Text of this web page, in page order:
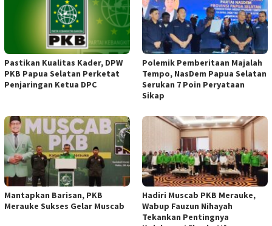
Pastikan Kualitas Kader, DPW
PKB Papua Selatan Perketat
Penjaringan Ketua DPC
Polemik Pemberitaan Majalah
Tempo, NasDem Papua Selatan
Serukan 7 Poin Peryataan
Sikap
Mantapkan Barisan, PKB
Merauke Sukses Gelar Muscab
Hadiri Muscab PKB Merauke,
Wabup Fauzun Nihayah
Tekankan Pentingnya